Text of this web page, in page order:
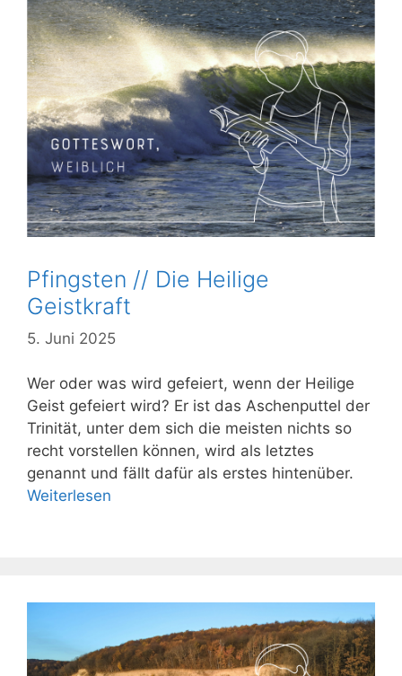
Pfingsten // Die Heilige
Geistkraft
5. Juni 2025
Wer oder was wird gefeiert, wenn der Heilige
Geist gefeiert wird? Er ist das Aschenputtel der
Trinität, unter dem sich die meisten nichts so
recht vorstellen können, wird als letztes
genannt und fällt dafür als erstes hintenüber.
Weiterlesen